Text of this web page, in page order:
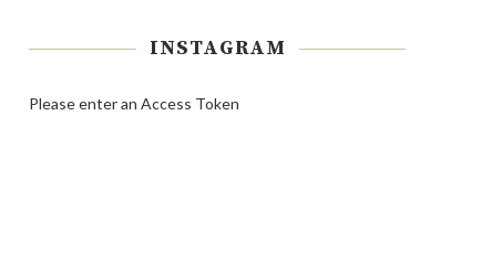
INSTAGRAM
Please enter an Access Token